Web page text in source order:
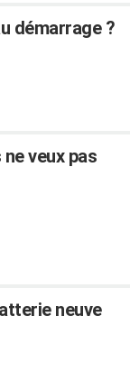
démarrage ?
veux pas
neuve